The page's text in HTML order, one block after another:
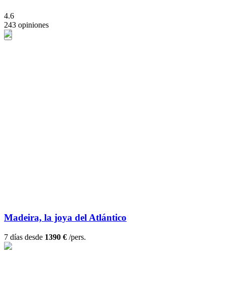
4.6
243 opiniones
Madeira, la joya del Atlántico
7 días desde 1390 € /pers.